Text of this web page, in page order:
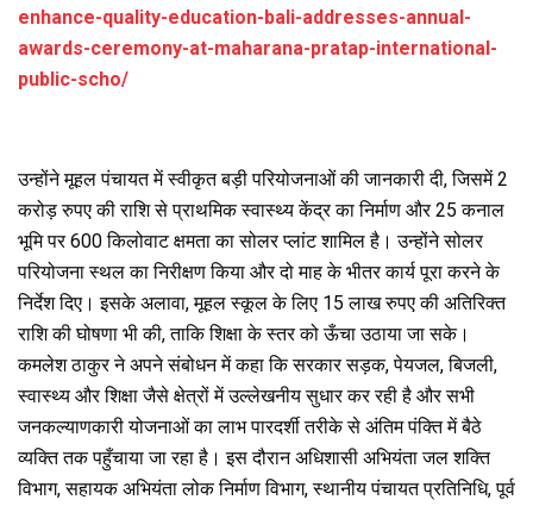
enhance-quality-education-bali-addresses-annual-
awards-ceremony-at-maharana-pratap-international-
public-scho/
उन्होंने मूहल पंचायत में स्वीकृत बड़ी परियोजनाओं की जानकारी दी, जिसमें 2
करोड़ रुपए की राशि से प्राथमिक स्वास्थ्य केंद्र का निर्माण और 25 कनाल
भूमि पर 600 किलोवाट क्षमता का सोलर प्लांट शामिल है। उन्होंने सोलर
परियोजना स्थल का निरीक्षण किया और दो माह के भीतर कार्य पूरा करने के
निर्देश दिए। इसके अलावा, मूहल स्कूल के लिए 15 लाख रुपए की अतिरिक्त
राशि की घोषणा भी की, ताकि शिक्षा के स्तर को ऊँचा उठाया जा सके।
कमलेश ठाकुर ने अपने संबोधन में कहा कि सरकार सड़क, पेयजल, बिजली,
स्वास्थ्य और शिक्षा जैसे क्षेत्रों में उल्लेखनीय सुधार कर रही है और सभी
जनकल्याणकारी योजनाओं का लाभ पारदर्शी तरीके से अंतिम पंक्ति में बैठे
व्यक्ति तक पहुँचाया जा रहा है। इस दौरान अधिशासी अभियंता जल शक्ति
विभाग, सहायक अभियंता लोक निर्माण विभाग, स्थानीय पंचायत प्रतिनिधि, पूर्व